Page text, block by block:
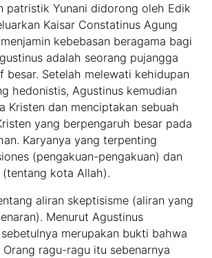
patristik Yunani didorong oleh Edik
Kaisar Constatinus Agung
kebebasan beragama bagi
adalah seorang pujangga
besar. Setelah melewati kehidupan
hedonistis, Agustinus kemudian
Kristen dan menciptakan sebuah
yang berpengaruh besar pada
Karyanya yang terpenting
(pengakuan-pengakuan) dan
kota Allah).
aliran skeptisisme (aliran yang
Menurut Agustinus
merupakan bukti bahwa
Orang ragu-ragu itu sebenarnya